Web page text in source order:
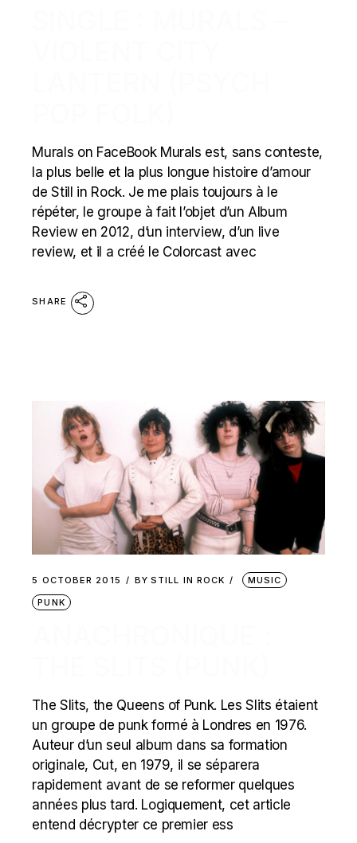
Murals on FaceBook Murals est, sans conteste,
la plus belle et la plus longue histoire d’amour
de Still in Rock. Je me plais toujours à le
répéter, le groupe à fait l’objet d’un Album
Review en 2012, d’un interview, d’un live
review, et il a créé le Colorcast avec
SHARE
5 OCTOBER 2015 BY STILL IN ROCK
MUSIC
PUNK
The Slits, the Queens of Punk. Les Slits étaient
un groupe de punk formé à Londres en 1976.
Auteur d’un seul album dans sa formation
originale, Cut, en 1979, il se séparera
rapidement avant de se reformer quelques
années plus tard. Logiquement, cet article
entend décrypter ce premier ess